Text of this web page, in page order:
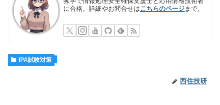
に合格。詳細やお問合せはこちらのページまで。
IPA試験対策
西住技研